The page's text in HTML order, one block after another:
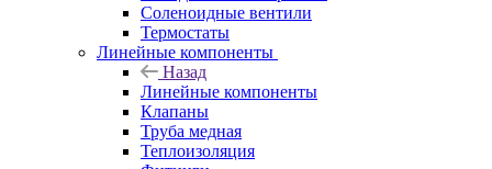
Соленоидные вентили
Термостаты
Линейные компоненты
Назад
Линейные компоненты
Клапаны
Труба медная
Теплоизоляция